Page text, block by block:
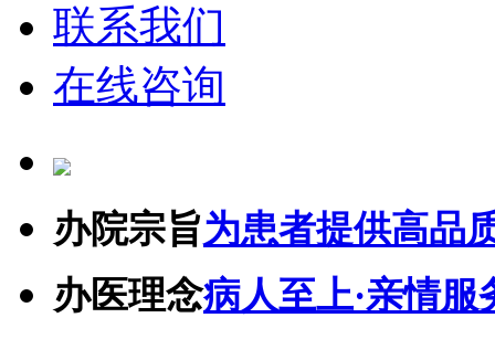
联系我们
在线咨询
办院宗旨为患者提供高品
办医理念病人至上·亲情服